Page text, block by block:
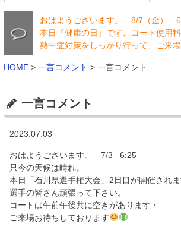
おはようございます。 8/7（金）
本日『健康の日』です。コート使用
熱中症対策をしっかり行って、ご来場
HOME > 一言コメント > 一言コメント
一言コメント
2023.07.03
おはようございます。 7/3 6:25
只今の天候は晴れ。
本日「石川県選手権大会」2日目が開催されま
選手の皆さん頑張って下さい。
コートは午前午後共に空きがあります・
ご来場お待ちしております